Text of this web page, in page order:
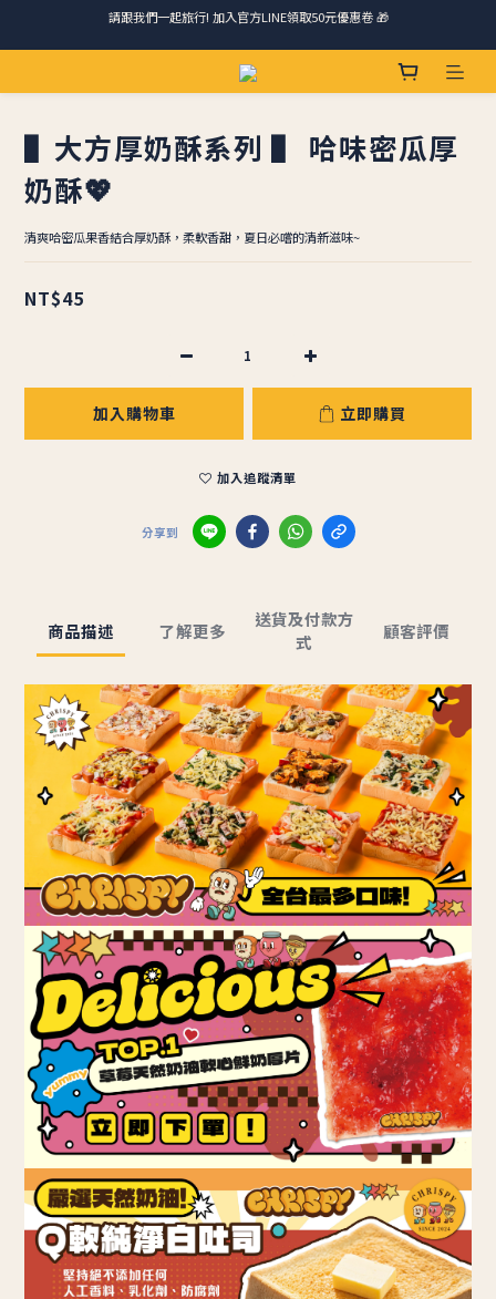
請跟我們一起旅行! 加入官方LINE領取50元優惠卷 🎁
馬踏祥雲添瑞氣，金馬報喜送吉祥 🐎 滿 888 冷凍免運費
ＣＨＲＩＳＰＹ會員好禮｜集點換購物金+生日禮，獨家優惠不錯過！
請跟我們一起旅行! 加入官方LINE領取50元優惠卷 🎁
▌大方厚奶酥系列 ▌ 哈味密瓜厚
奶酥💖
清爽哈密瓜果香結合厚奶酥，柔軟香甜，夏日必嚐的清新滋味~
NT$45
加入購物車 立即購買
加入追蹤清單
分享到
商品描述 了解更多
送貨及付款方
式
顧客評價